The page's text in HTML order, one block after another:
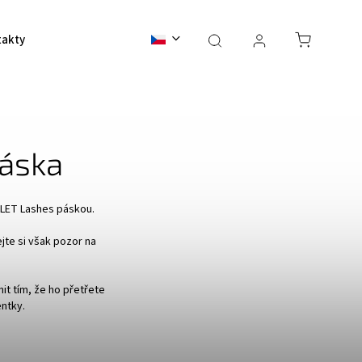
Lashes páskou.
si však pozor na
tím, že ho přetřete